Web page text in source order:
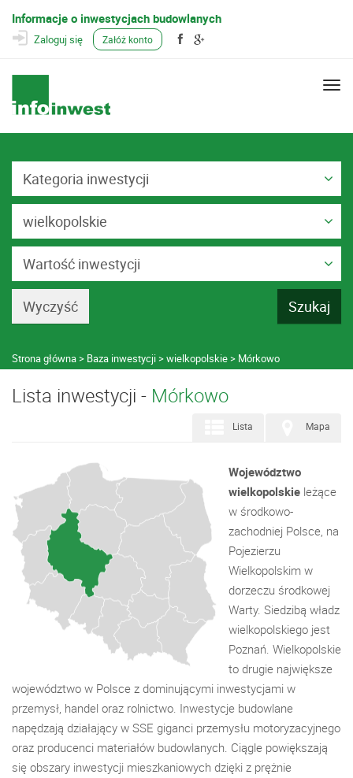
Informacje o inwestycjach budowlanych
Zaloguj się Załóż konto
Kategoria inwestycji
wielkopolskie
Wartość inwestycji
Strona główna Baza inwestycji wielkopolskie Mórkowo
Lista inwestycji - Mórkowo
Mapa
Lista
Województwo
wielkopolskie leżące
w środkowo-
zachodniej Polsce, na
Pojezierzu
Wielkopolskim w
dorzeczu środkowej
Warty. Siedzibą władz
wielkopolskiego jest
Poznań. Wielkopolskie
to drugie największe
województwo w Polsce z dominującymi inwestycjami w
przemysł, handel oraz rolnictwo. Inwestycje budowlane
napędzają działający w SSE giganci przemysłu motoryzacyjnego
oraz producenci materiałów budowlanych. Ciągle powiększają
się obszary inwestycji mieszkaniowych dzięki z prężnie